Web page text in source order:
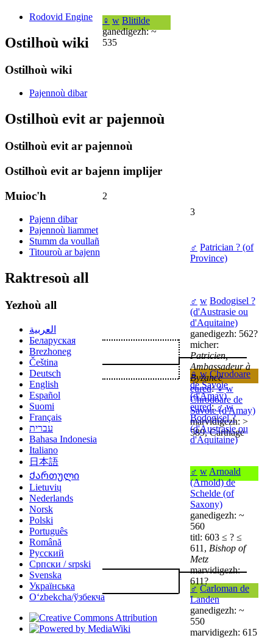
♀ w Blitilde
ganedigezh: ~
535
2
3
♂ Patrician ? (of
Province)
♂ w Bodogisel ?
(d'Austrasie ou
d'Aquitaine)
ganedigezh: 562?
micher:
Patricien,
Ambassadeur à
Byzance
eured:♀ w
Chrodoare de
Savoie (d'Amay)
marvidigezh: >
589, Carthage
♀ w Chrodoare
de Savoie
(d'Amay)
eured:♂ w
Bodogisel ?
(d'Austrasie ou
d'Aquitaine)
♂ w Arnoald
(Arnold) de
Schelde (of
Saxony)
ganedigezh: ~
560
titl: 603 ≤ ? ≤
611, Bishop of
Metz
marvidigezh:
611?
♂ Carloman de
Landen
ganedigezh: ~
550
marvidigezh: 615
Rodovid Engine
Ostilhoù wiki
Ostilhoù wiki
Pajennoù dibar
Ostilhoù evit ar pajennoù
Ostilhoù evit ar pajennoù
Ostilhoù evit ar bajenn implijer
Muioc'h
Pajenn dibar
Pajennoù liammet
Stumm da voullañ
Titouroù ar bajenn
Raktresoù all
Yezhoù all
العربية
Беларуская
Brezhoneg
Čeština
Deutsch
English
Español
Suomi
Français
עברית
Bahasa Indonesia
Italiano
日本語
Ქართული
Lietuvių
Nederlands
Norsk
Polski
Português
Română
Русский
Српски / srpski
Svenska
Українська
Oʻzbekcha/ўзбекча